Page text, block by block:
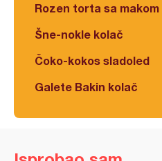
Rozen torta sa makom
Šne-nokle kolač
Čoko-kokos sladoled
Galete Bakin kolač